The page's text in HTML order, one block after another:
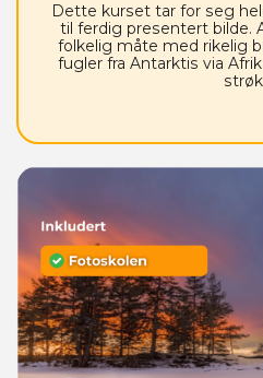
Dette kurset tar for seg
til ferdig presentert bilde.
folkelig måte med rikelig
fugler fra Antarktis via